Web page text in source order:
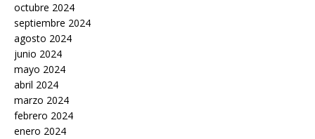
octubre 2024
septiembre 2024
agosto 2024
junio 2024
mayo 2024
abril 2024
marzo 2024
febrero 2024
enero 2024